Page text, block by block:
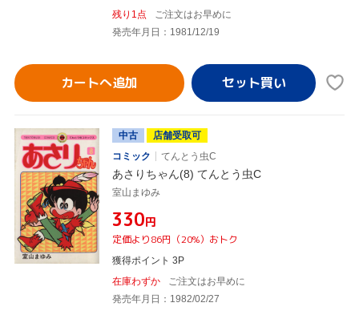
残り1点
ご注文はお早めに
発売年月日：1981/12/19
カートへ追加
中古
店舗受取可
コミック
てんとう虫C
あさりちゃん(8) てんとう虫C
室山まゆみ
¥330円
定価より86円（20%）おトク
獲得ポイント 3P
在庫わずか
ご注文はお早めに
発売年月日：1982/02/27